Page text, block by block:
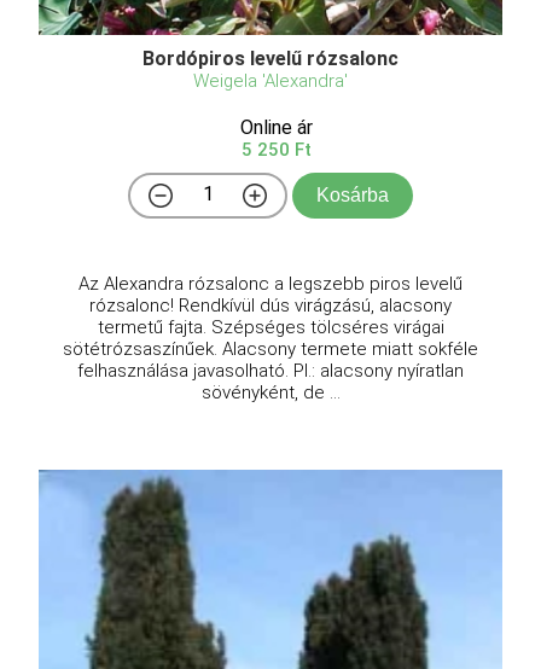
Bordópiros levelű rózsalonc
Weigela 'Alexandra'
Online ár
5 250 Ft
Kosárba
Az Alexandra rózsalonc a legszebb piros levelű
rózsalonc! Rendkívül dús virágzású, alacsony
termetű fajta. Szépséges tölcséres virágai
sötétrózsaszínűek. Alacsony termete miatt sokféle
felhasználása javasolható. Pl.: alacsony nyíratlan
sövényként, de ...